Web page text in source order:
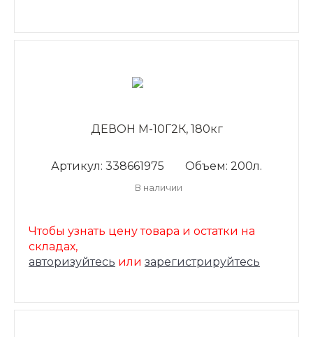
ДЕВОН М-10Г2К, 180кг
Артикул: 338661975 Объем: 200л.
В наличии
Чтобы узнать цену товара и остатки на
складах,
авторизуйтесь или зарегистрируйтесь